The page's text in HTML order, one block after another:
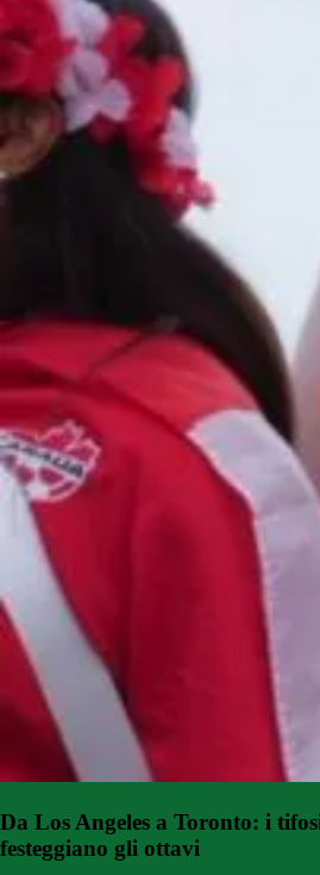
Da Los Angeles a Toronto: i
festeggiano gli ottavi